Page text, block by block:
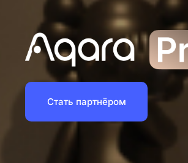
Стать партнёром